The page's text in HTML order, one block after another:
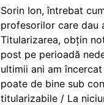
Sorin Ion, întrebat
profesorilor care dau
Titularizarea, obțin
post pe perioadă
ultimii ani am
poate de bine sub
titularizabile / La